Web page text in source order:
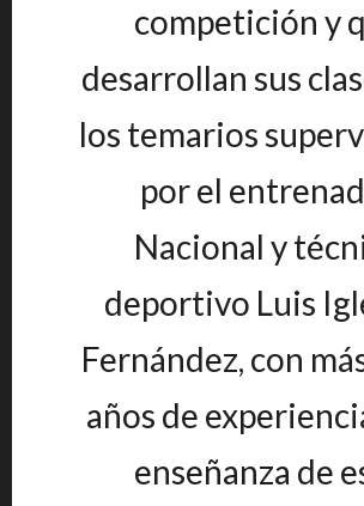
competición y
desarrollan sus
los temarios
por el
Nacional y
deportivo Luis
Fernández, con
años de
enseñanza de